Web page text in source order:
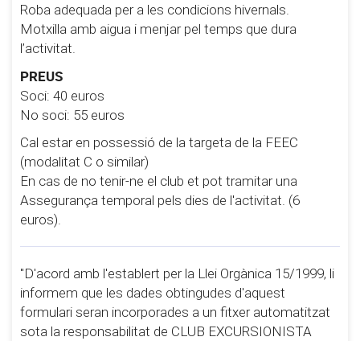
Roba adequada per a les condicions hivernals.
Motxilla amb aigua i menjar pel temps que dura
l’activitat.
PREUS
Soci: 40 euros
No soci: 55 euros
Cal estar en possessió de la targeta de la FEEC
(modalitat C o similar)
En cas de no tenir-­ne el club et pot tramitar una
Assegurança temporal pels dies de l'activitat. (6
euros).
"D'acord amb l'establert per la Llei Orgànica 15/1999, li
informem que les dades obtingudes d'aquest
formulari seran incorporades a un fitxer automatitzat
sota la responsabilitat de CLUB EXCURSIONISTA